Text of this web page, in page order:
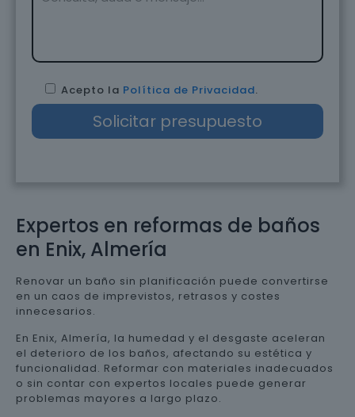
Expertos en reformas de baños
en Enix, Almería
Renovar un baño sin planificación puede convertirse
en un caos de imprevistos, retrasos y costes
innecesarios.
En Enix, Almería, la humedad y el desgaste aceleran
el deterioro de los baños, afectando su estética y
funcionalidad. Reformar con materiales inadecuados
o sin contar con expertos locales puede generar
problemas mayores a largo plazo.
Acepto la Política de Privacidad.